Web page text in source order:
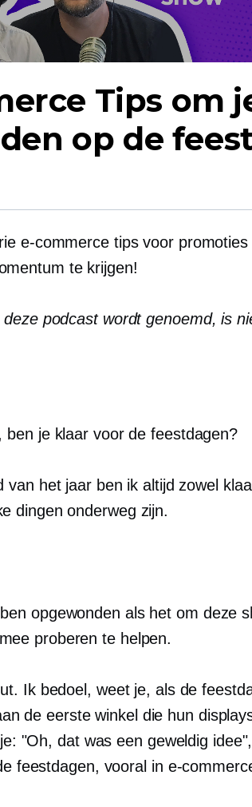
Listen
Tips om
op de
e-commercetips voor promoties
te krijgen!
podcast wordt genoemd, is
ben je klaar voor de feestdagen?
van het jaar ben ik altijd zowel
dingen onderweg zijn.
opgewonden als het om deze
proberen te helpen.
Ik bedoel, weet je, als de
de eerste winkel die hun
"Oh, dat was een geweldig
feestdagen, vooral in e-